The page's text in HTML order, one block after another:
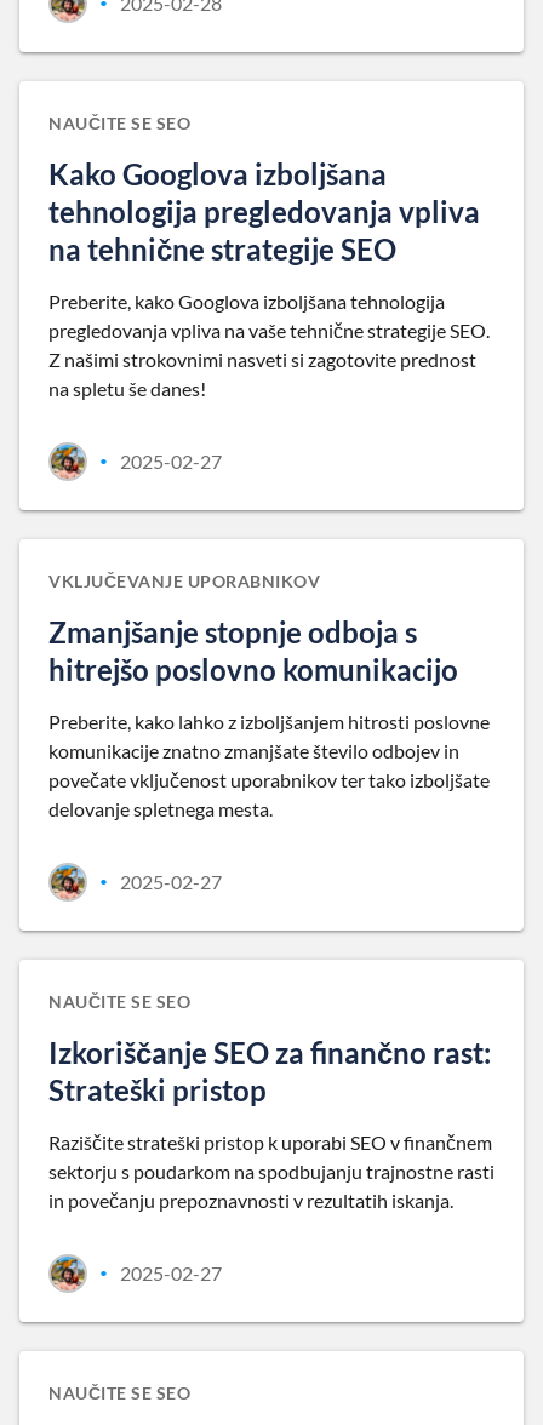
NAUČITE SE SEO
Kako Googlova izboljšana
tehnologija pregledovanja vpliva
na tehnične strategije SEO
Preberite, kako Googlova izboljšana tehnologija
pregledovanja vpliva na vaše tehnične strategije SEO.
Z našimi strokovnimi nasveti si zagotovite prednost
na spletu še danes!
• 2025-02-27
VKLJUČEVANJE UPORABNIKOV
Zmanjšanje stopnje odboja s
hitrejšo poslovno komunikacijo
Preberite, kako lahko z izboljšanjem hitrosti poslovne
komunikacije znatno zmanjšate število odbojev in
povečate vključenost uporabnikov ter tako izboljšate
delovanje spletnega mesta.
• 2025-02-27
NAUČITE SE SEO
Izkoriščanje SEO za finančno rast:
Strateški pristop
Raziščite strateški pristop k uporabi SEO v finančnem
sektorju s poudarkom na spodbujanju trajnostne rasti
in povečanju prepoznavnosti v rezultatih iskanja.
• 2025-02-27
NAUČITE SE SEO